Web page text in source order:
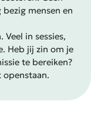
mensen en
in sessies,
Heb jij zin om je
te bereiken?